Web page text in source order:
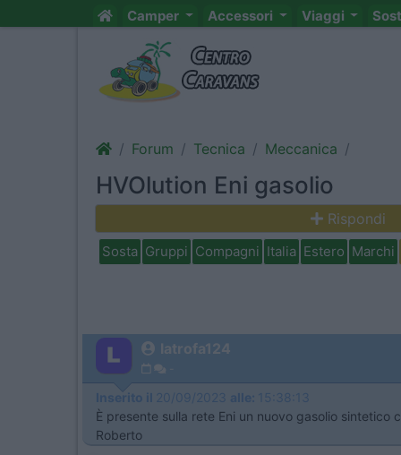
Camper Accessori Viaggi
Forum Tecnica Meccanica
HVOlution Eni gasolio
Rispondi
Sosta Gruppi Compagni Italia Estero Marchi
latrofa124
Inserito il 20/09/2023 alle: 15:38:13
È presente sulla rete Eni un nuovo gasolio sintetico
Roberto